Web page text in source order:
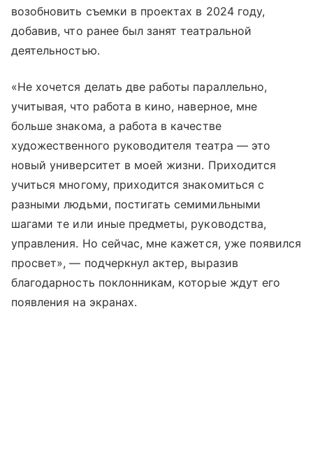
возобновить съемки в проектах в 2024 году,
добавив, что ранее был занят театральной
деятельностью.
«Не хочется делать две работы параллельно,
учитывая, что работа в кино, наверное, мне
больше знакома, а работа в качестве
художественного руководителя театра — это
новый университет в моей жизни. Приходится
учиться многому, приходится знакомиться с
разными людьми, постигать семимильными
шагами те или иные предметы, руководства,
управления. Но сейчас, мне кажется, уже появился
просвет», — подчеркнул актер, выразив
благодарность поклонникам, которые ждут его
появления на экранах.